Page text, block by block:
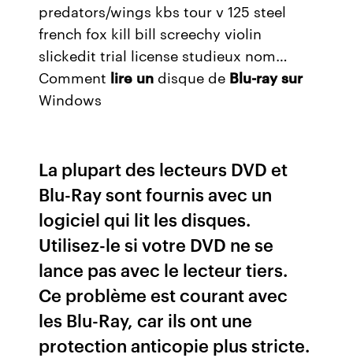
predators/wings kbs tour v 125 steel
french fox kill bill screechy violin
slickedit trial license studieux nom…
Comment lire un disque de Blu-ray sur
Windows
La plupart des lecteurs DVD et
Blu-Ray sont fournis avec un
logiciel qui lit les disques.
Utilisez-le si votre DVD ne se
lance pas avec le lecteur tiers.
Ce problème est courant avec
les Blu-Ray, car ils ont une
protection anticopie plus stricte.